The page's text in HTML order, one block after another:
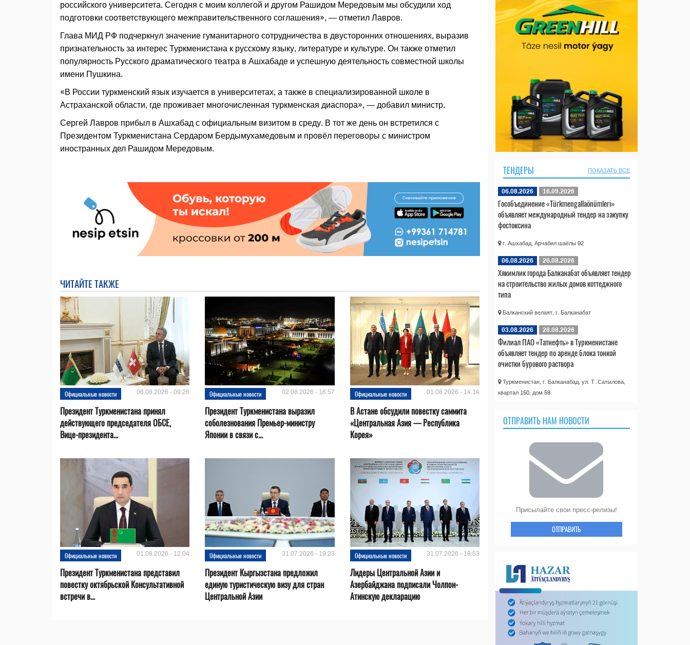
российского университета. Сегодня с моим коллегой и другом Рашидом Мередовым мы обсудили ход
подготовки соответствующего межправительственного соглашения», — отметил Лавров.
Глава МИД РФ подчеркнул значение гуманитарного сотрудничества в двусторонних отношениях, выразив
признательность за интерес Туркменистана к русскому языку, литературе и культуре. Он также отметил
популярность Русского драматического театра в Ашхабаде и успешную деятельность совместной школы
имени Пушкина.
«В России туркменский язык изучается в университетах, а также в специализированной школе в
Астраханской области, где проживает многочисленная туркменская диаспора», — добавил министр.
Сергей Лавров прибыл в Ашхабад с официальным визитом в среду. В тот же день он встретился с
Президентом Туркменистана Сердаром Бердымухамедовым и провёл переговоры с министром
иностранных дел Рашидом Мередовым.
ЧИТАЙТЕ ТАКЖЕ
Официальные новости 06.08.2026 - 09:26
Президент Туркменистана принял
действующего председателя ОБСЕ,
Вице-президента...
Официальные новости 02.08.2026 - 16:57
Президент Туркменистана выразил
соболезнования Премьер-министру
Японии в связи с...
Официальные новости 01.08.2026 - 14:14
В Астане обсудили повестку саммита
«Центральная Азия — Республика
Корея»
Официальные новости 01.08.2026 - 12:04
Президент Туркменистана представил
повестку октябрьской Консультативной
встречи в...
Официальные новости 31.07.2026 - 19:23
Президент Кыргызстана предложил
единую туристическую визу для стран
Центральной Азии
Официальные новости 31.07.2026 - 18:53
Лидеры Центральной Азии и
Азербайджана подписали Чолпон-
Атинскую декларацию
ТЕНДЕРЫ ПОКАЗАТЬ ВСЕ
06.08.2026 16.09.2026
Гособъединение «Türkmengallaönümleri»
объявляет международный тендер на закупку
фостоксина
г. Ашхабад, Арчабил шаёлы 92
06.08.2026 26.08.2026
Хякимлик города Балканабат объявляет тендер
на строительство жилых домов коттеджного
типа
Балканский велаят, г. Балканабат
03.08.2026 28.08.2026
Филиал ПАО «Татнефть» в Туркменистане
объявляет тендер по аренде блока тонкой
очистки бурового раствора
Туркменистан, г. Балканабад, ул. Т. Сатылова,
квартал 150, дом 59
ОТПРАВИТЬ НАМ НОВОСТИ
Присылайте свои пресс-релизы!
ОТПРАВИТЬ